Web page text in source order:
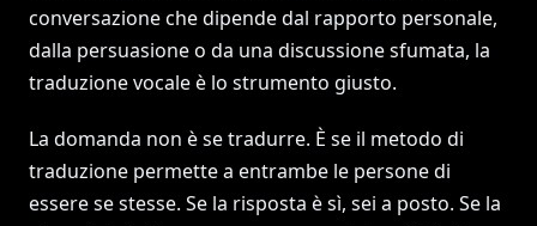
conversazione che dipende dal rapporto personale,
dalla persuasione o da una discussione sfumata, la
traduzione vocale è lo strumento giusto.
La domanda non è se tradurre. È se il metodo di
traduzione permette a entrambe le persone di
essere se stesse. Se la risposta è sì, sei a posto. Se la